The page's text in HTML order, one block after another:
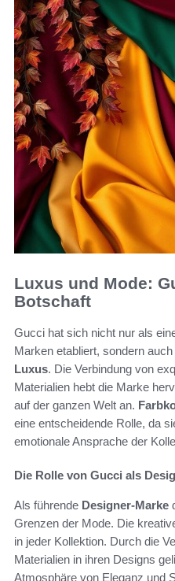
Luxus und Mode:
Botschaft
Gucci hat sich nicht nur als
Marken etabliert, sondern
Luxus. Die Verbindung von
Materialien hebt die Marke
auf der ganzen Welt an.
eine entscheidende Rolle, da
emotionale Ansprache der
Die Rolle von Gucci als
Als führende Designer-Marke
Grenzen der Mode. Die
in jeder Kollektion. Durch die
Materialien in ihren Designs
Atmosphäre von Eleganz und